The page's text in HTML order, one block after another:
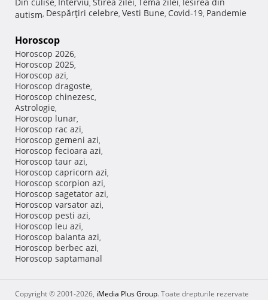
, , , ,
autism, Despărţiri celebre, Vesti Bune, Covid-19, Pandemie
Horoscop
Horoscop 2026,
Horoscop 2025,
Horoscop azi,
Horoscop dragoste,
Horoscop chinezesc,
Astrologie,
Horoscop lunar,
Horoscop rac azi,
Horoscop gemeni azi,
Horoscop fecioara azi,
Horoscop taur azi,
Horoscop capricorn azi,
Horoscop scorpion azi,
Horoscop sagetator azi,
Horoscop varsator azi,
Horoscop pesti azi,
Horoscop leu azi,
Horoscop balanta azi,
Horoscop berbec azi,
Horoscop saptamanal
Copyright © 2001-2026, iMedia Plus Group. Toate drepturile rezervate